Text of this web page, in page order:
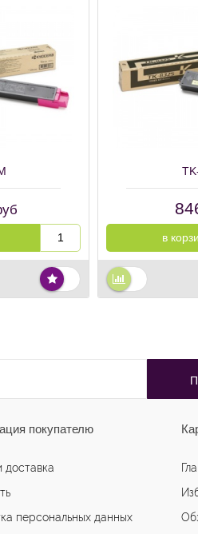
в
покупателю
доставка
персональных данных